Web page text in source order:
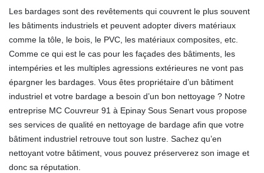
Les bardages sont des revêtements qui couvrent le plus souvent
les bâtiments industriels et peuvent adopter divers matériaux
comme la tôle, le bois, le PVC, les matériaux composites, etc.
Comme ce qui est le cas pour les façades des bâtiments, les
intempéries et les multiples agressions extérieures ne vont pas
épargner les bardages. Vous êtes propriétaire d’un bâtiment
industriel et votre bardage a besoin d’un bon nettoyage ? Notre
entreprise MC Couvreur 91 à Epinay Sous Senart vous propose
ses services de qualité en nettoyage de bardage afin que votre
bâtiment industriel retrouve tout son lustre. Sachez qu’en
nettoyant votre bâtiment, vous pouvez préserverez son image et
donc sa réputation.